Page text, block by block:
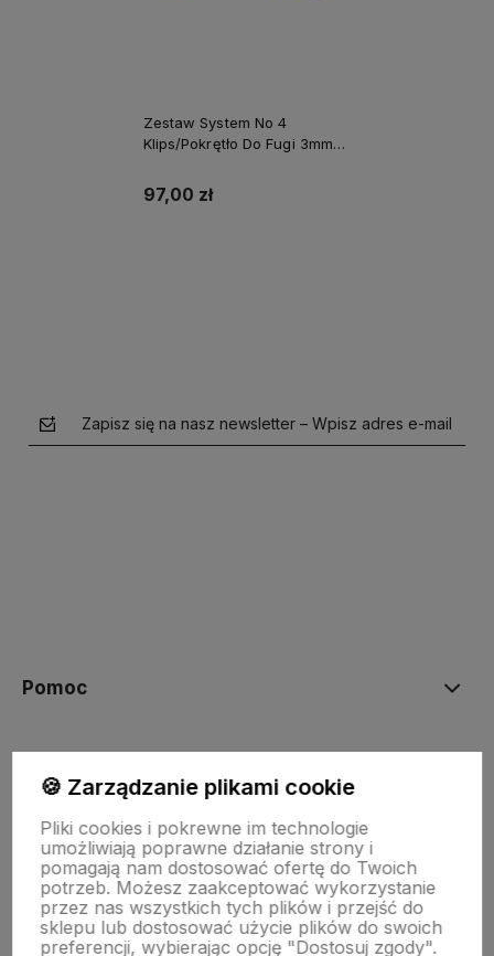
Zestaw System No 4
Klips/Pokrętło Do Fugi 3mm
150/150szt. Perfect S-75263
97,00 zł
Zapisz się na nasz newsletter – Wpisz adres e-mail
Pomoc
Płatności i dostawa
Informacje
🍪 Zarządzanie plikami cookie
Pliki cookies i pokrewne im technologie
umożliwiają poprawne działanie strony i
pomagają nam dostosować ofertę do Twoich
potrzeb. Możesz zaakceptować wykorzystanie
przez nas wszystkich tych plików i przejść do
sklepu lub dostosować użycie plików do swoich
preferencji, wybierając opcję "Dostosuj zgody".